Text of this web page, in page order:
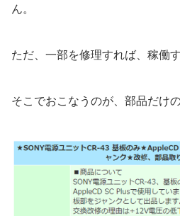
ん。
ただ、一部を修理すれば、稼働
そこでおこなうのが、部品だけ